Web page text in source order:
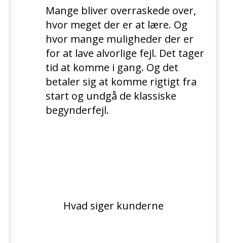
Mange bliver overraskede over,
hvor meget der er at lære. Og
hvor mange muligheder der er
for at lave alvorlige fejl. Det tager
tid at komme i gang. Og det
betaler sig at komme rigtigt fra
start og undgå de klassiske
begynderfejl.
Hvad siger kunderne